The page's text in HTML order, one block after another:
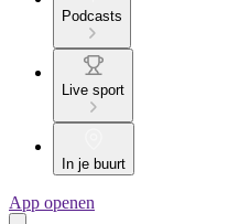
Podcasts
Live sport
In je buurt
App openen